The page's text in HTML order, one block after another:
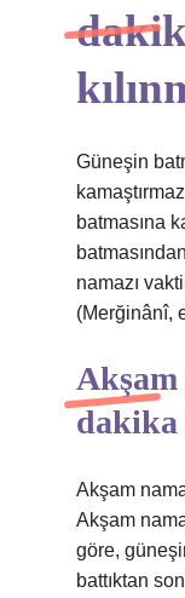
Güneşin
batmasına
namazı
(Merğinânî,
Akşam
dakika
Akşam
Akşam
göre,
battıktan